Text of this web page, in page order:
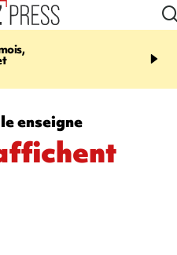
17:17
Angeles, un homme vit
enseigne